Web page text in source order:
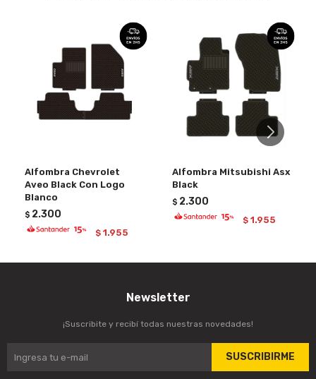
Alfombra Chevrolet
Aveo Black Con Logo
Blanco
$ 2.300
$ 1.955
Alfombra Mitsubishi Asx
Black
$ 2.300
$ 1.955
Newsletter
¡Suscribite y recibí todas nuestras novedades!
SUSCRIBIRME